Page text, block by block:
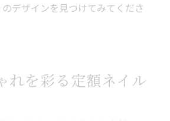
デザインを見つけてみてくださ
れを彩る定額ネイル